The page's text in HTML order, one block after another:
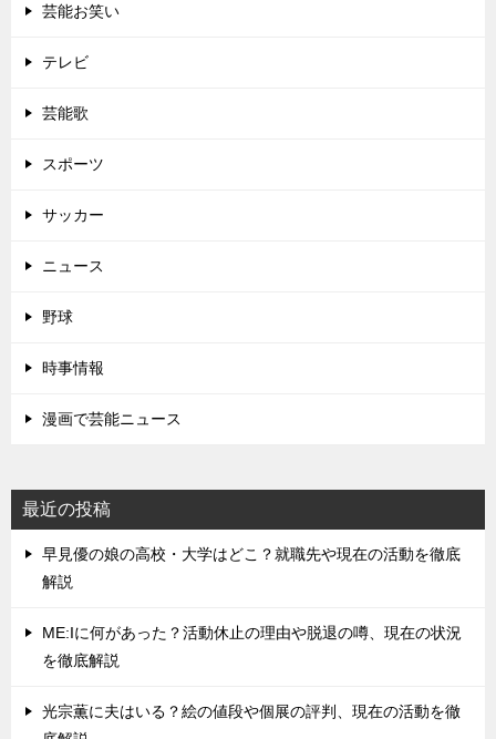
芸能お笑い
テレビ
芸能歌
スポーツ
サッカー
ニュース
野球
時事情報
漫画で芸能ニュース
最近の投稿
早見優の娘の高校・大学はどこ？就職先や現在の活動を徹底
解説
ME:Iに何があった？活動休止の理由や脱退の噂、現在の状況
を徹底解説
光宗薫に夫はいる？絵の値段や個展の評判、現在の活動を徹